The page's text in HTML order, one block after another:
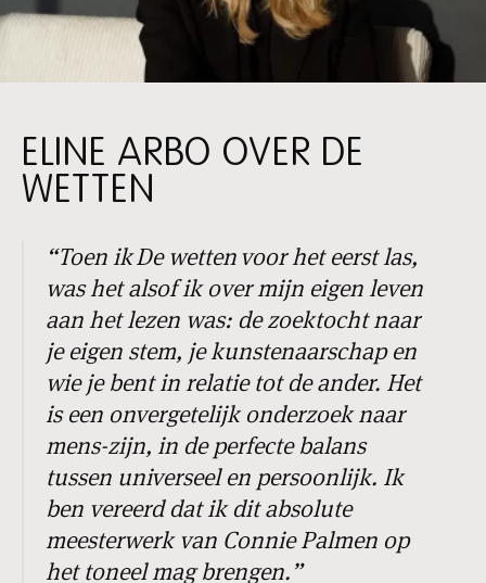
ELINE ARBO OVER DE
WETTEN
“Toen ik De wetten voor het eerst las,
was het alsof ik over mijn eigen leven
aan het lezen was: de zoektocht naar
je eigen stem, je kunstenaarschap en
wie je bent in relatie tot de ander. Het
is een onvergetelijk onderzoek naar
mens-zijn, in de perfecte balans
tussen universeel en persoonlijk. Ik
ben vereerd dat ik dit absolute
meesterwerk van Connie Palmen op
het toneel mag brengen.”